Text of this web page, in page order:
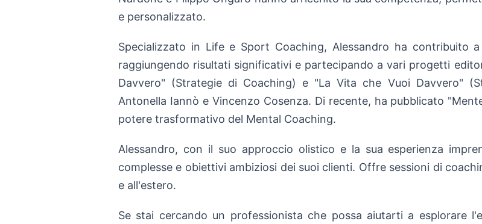
e personalizzato.
Specializzato in Life e Sport Coaching, Alessandro ha contribuito
raggiungendo risultati significativi e partecipando a vari progetti
Davvero" (Strategie di Coaching) e "La Vita che Vuoi Davvero"
Antonella Iannò e Vincenzo Cosenza. Di recente, ha pubblicato
potere trasformativo del Mental Coaching.
Alessandro, con il suo approccio olistico e la sua esperienza
complesse e obiettivi ambiziosi dei suoi clienti. Offre sessioni di
e all'estero.
Se stai cercando un professionista che possa aiutarti a esplorare